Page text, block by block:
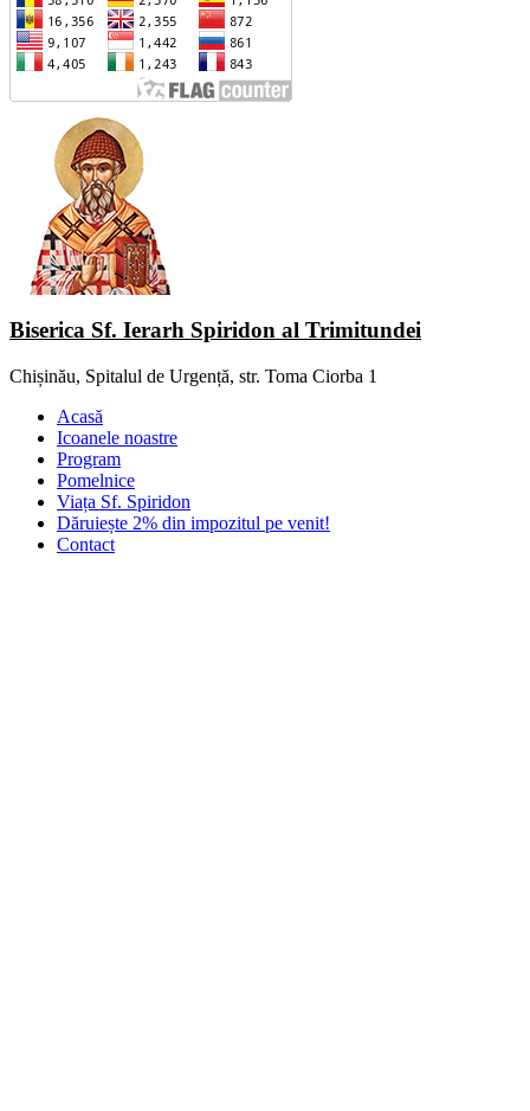
Biserica Sf. Ierarh Spiridon al Trimitundei
Chișinău, Spitalul de Urgență, str. Toma Ciorba 1
Acasă
Icoanele noastre
Program
Pomelnice
Viața Sf. Spiridon
Dăruiește 2% din impozitul pe venit!
Contact